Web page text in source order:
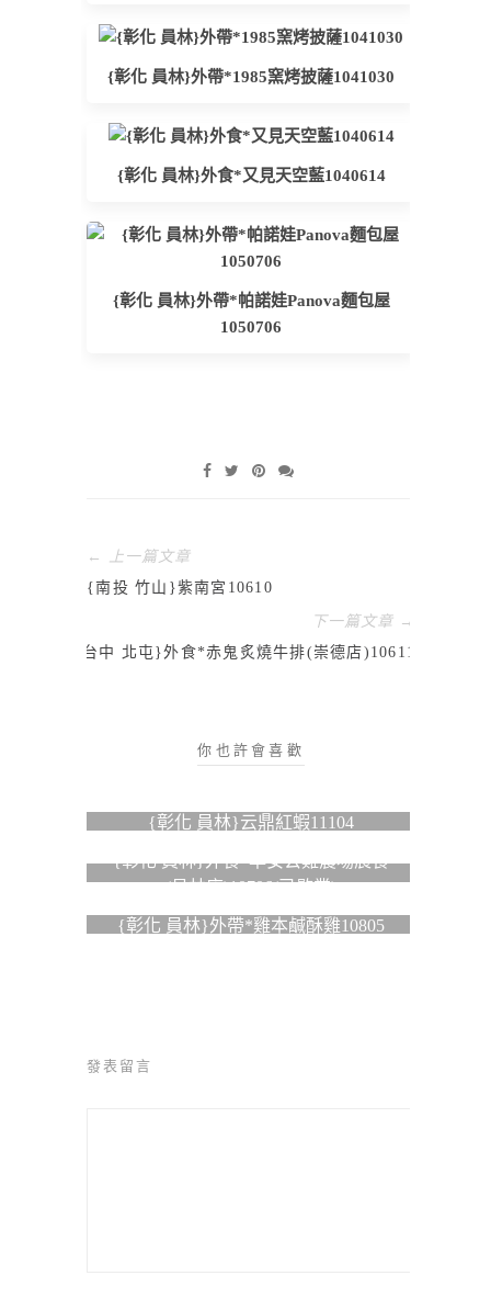
{彰化 員林}外帶*1985窯烤披薩1041030
{彰化 員林}外食*又見天空藍1040614
{彰化 員林}外帶*帕諾娃Panova麵包屋
1050706
← 上一篇文章
{南投 竹山}紫南宮10610
下一篇文章 →
{台中 北屯}外食*赤鬼炙燒牛排(崇德店)10611
你也許會喜歡
{彰化 員林}云鼎紅蝦11104
{彰化 員林}外食*早安公雞農場晨食
(員林店)10706(已歇業)
{彰化 員林}外帶*雞本鹹酥雞10805
發表留言